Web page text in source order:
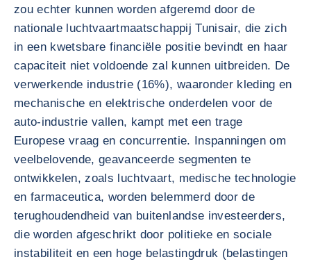
zou echter kunnen worden afgeremd door de
nationale luchtvaartmaatschappij Tunisair, die zich
in een kwetsbare financiële positie bevindt en haar
capaciteit niet voldoende zal kunnen uitbreiden. De
verwerkende industrie (16%), waaronder kleding en
mechanische en elektrische onderdelen voor de
auto-industrie vallen, kampt met een trage
Europese vraag en concurrentie. Inspanningen om
veelbelovende, geavanceerde segmenten te
ontwikkelen, zoals luchtvaart, medische technologie
en farmaceutica, worden belemmerd door de
terughoudendheid van buitenlandse investeerders,
die worden afgeschrikt door politieke en sociale
instabiliteit en een hoge belastingdruk (belastingen